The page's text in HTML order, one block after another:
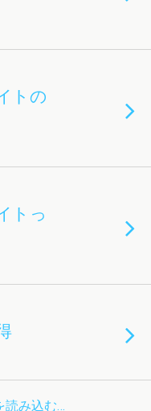
トの
トっ
読み込む…